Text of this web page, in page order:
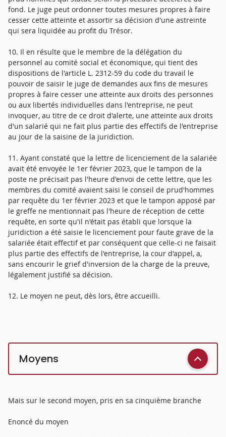
fond. Le juge peut ordonner toutes mesures propres à faire
cesser cette atteinte et assortir sa décision d'une astreinte
qui sera liquidée au profit du Trésor.
10. Il en résulte que le membre de la délégation du
personnel au comité social et économique, qui tient des
dispositions de l'article L. 2312-59 du code du travail le
pouvoir de saisir le juge de demandes aux fins de mesures
propres à faire cesser une atteinte aux droits des personnes
ou aux libertés individuelles dans l'entreprise, ne peut
invoquer, au titre de ce droit d'alerte, une atteinte aux droits
d'un salarié qui ne fait plus partie des effectifs de l'entreprise
au jour de la saisine de la juridiction.
11. Ayant constaté que la lettre de licenciement de la salariée
avait été envoyée le 1er février 2023, que le tampon de la
poste ne précisait pas l'heure d'envoi de cette lettre, que les
membres du comité avaient saisi le conseil de prud'hommes
par requête du 1er février 2023 et que le tampon apposé par
le greffe ne mentionnait pas l'heure de réception de cette
requête, en sorte qu'il n'était pas établi que lorsque la
juridiction a été saisie le licenciement pour faute grave de la
salariée était effectif et par conséquent que celle-ci ne faisait
plus partie des effectifs de l'entreprise, la cour d'appel, a,
sans encourir le grief d'inversion de la charge de la preuve,
légalement justifié sa décision.
12. Le moyen ne peut, dès lors, être accueilli.
Moyens
Mais sur le second moyen, pris en sa cinquième branche
Enoncé du moyen